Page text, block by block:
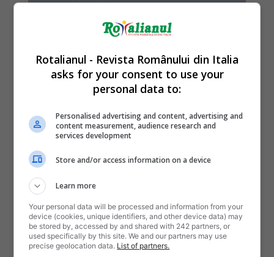
Rotalianul - Revista Românului din Italia
asks for your consent to use your
personal data to:
Personalised advertising and content, advertising and
content measurement, audience research and
services development
Store and/or access information on a device
Learn more
Your personal data will be processed and information from your
device (cookies, unique identifiers, and other device data) may
be stored by, accessed by and shared with 242 partners, or
used specifically by this site. We and our partners may use
precise geolocation data. List of partners.